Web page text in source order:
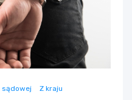
sądowej Z kraju